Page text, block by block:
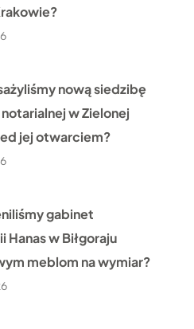
nową siedzibę
w Zielonej
jej otwarciem?
gabinet
Hanas w Biłgoraju
meblom na wymiar?